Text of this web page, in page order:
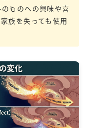
ものへの興味や喜
族を失っても使用